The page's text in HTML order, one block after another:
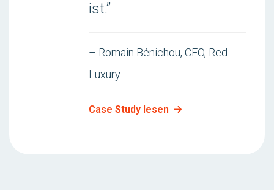
ist.”
– Romain Bénichou, CEO, Red
Luxury
Case Study lesen